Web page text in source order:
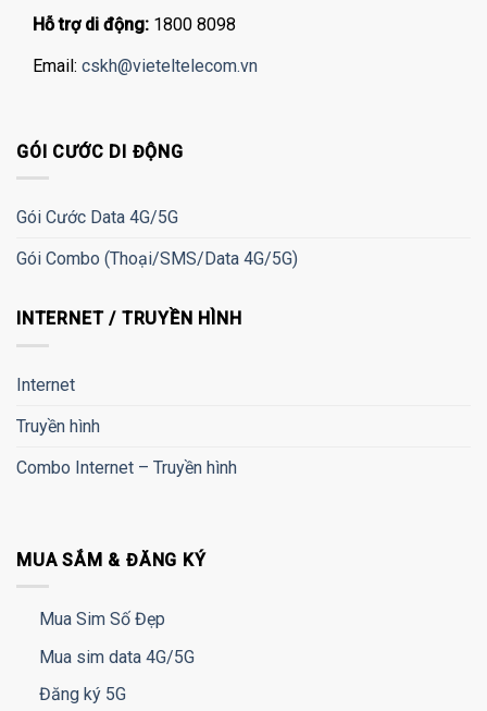
Hỗ trợ di động: 1800 8098
Email: cskh@vieteltelecom.vn
GÓI CƯỚC DI ĐỘNG
Gói Cước Data 4G/5G
Gói Combo (Thoại/SMS/Data 4G/5G)
INTERNET / TRUYỀN HÌNH
Internet
Truyền hình
Combo Internet – Truyền hình
MUA SẮM & ĐĂNG KÝ
Mua Sim Số Đẹp
Mua sim data 4G/5G
Đăng ký 5G